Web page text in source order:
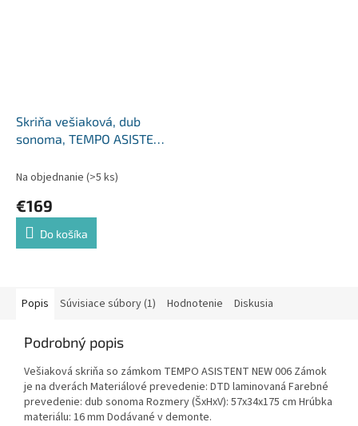
Skriňa vešiaková, dub
sonoma, TEMPO ASISTENT
Na objednanie (>5 ks)
€169
Do košíka
Popis Súvisiace súbory (1) Hodnotenie Diskusia
Podrobný popis
Vešiaková skriňa so zámkom TEMPO ASISTENT NEW 006 Zámok
je na dverách Materiálové prevedenie: DTD laminovaná Farebné
prevedenie: dub sonoma Rozmery (ŠxHxV): 57x34x175 cm Hrúbka
materiálu: 16 mm Dodávané v demonte.